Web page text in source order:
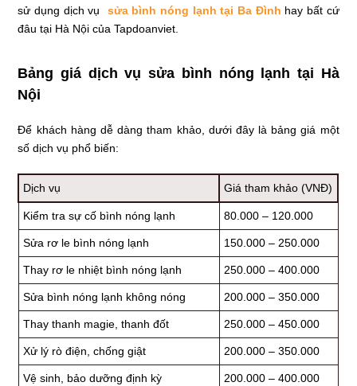
sử dụng dịch vụ sửa bình nóng lạnh tại Ba Đình hay bất cứ
đâu tại Hà Nội của Tapdoanviet.
Bảng giá dịch vụ sửa bình nóng lạnh tại Hà
Nội
Để khách hàng dễ dàng tham khảo, dưới đây là bảng giá một
số dịch vụ phổ biến:
Dịch vụ Giá tham khảo (VNĐ)
Kiểm tra sự cố bình nóng lạnh 80.000 – 120.000
Sửa rơ le bình nóng lạnh 150.000 – 250.000
Thay rơ le nhiệt bình nóng lạnh 250.000 – 400.000
Sửa bình nóng lạnh không nóng 200.000 – 350.000
Thay thanh magie, thanh đốt 250.000 – 450.000
Xử lý rò điện, chống giật 200.000 – 350.000
Vệ sinh, bảo dưỡng định kỳ
200.000 – 400.000